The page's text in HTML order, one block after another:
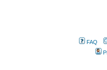
FAQ